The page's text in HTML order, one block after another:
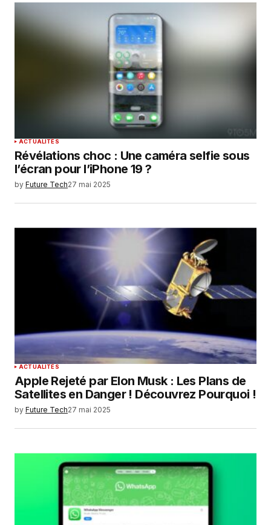
Your E-mail
Enregistrer mon nom, mon e-mail et mon
site dans le navigateur pour mon prochain
commentaire.
SUBMIT COMMENT
ACTUALITÉS
Révélations choc : Une caméra selfie sous
l’écran pour l’iPhone 19 ?
by Future Tech27 mai 2025
ACTUALITÉS
Apple Rejeté par Elon Musk : Les Plans de
Satellites en Danger ! Découvrez Pourquoi !
by Future Tech27 mai 2025